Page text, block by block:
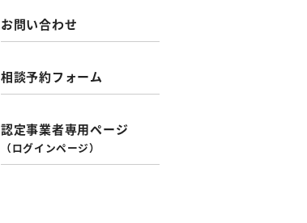
お問い合わせ
相談予約フォーム
認定事業者専用ページ
（ログインページ）